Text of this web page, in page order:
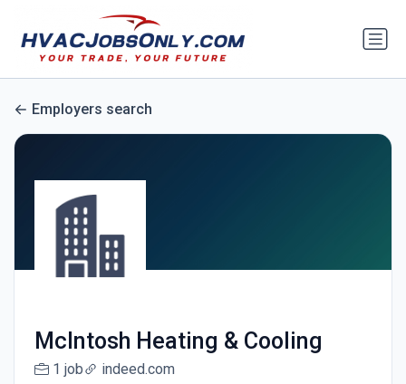
Employers search
McIntosh Heating & Cooling
1 job indeed.com